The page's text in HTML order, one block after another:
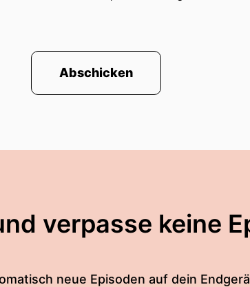
Abschicken
verpasse keine
neue Episoden auf dein